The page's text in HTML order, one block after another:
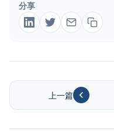
分享
上一篇